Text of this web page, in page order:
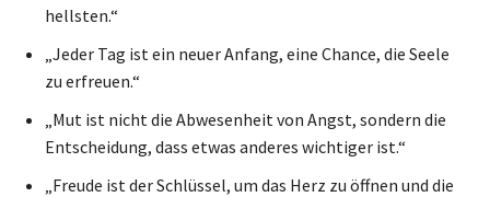
hellsten.“
„Jeder Tag ist ein neuer Anfang, eine Chance, die Seele
zu erfreuen.“
„Mut ist nicht die Abwesenheit von Angst, sondern die
Entscheidung, dass etwas anderes wichtiger ist.“
„Freude ist der Schlüssel, um das Herz zu öffnen und die